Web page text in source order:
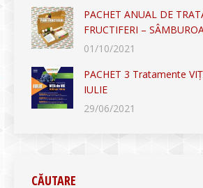
PACHET ANUAL DE
FRUCTIFERI –
01/10/2021
PACHET 3 Tratamente
IULIE
29/06/2021
CĂUTARE